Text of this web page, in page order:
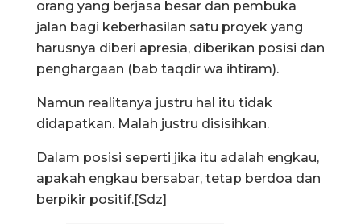
orang yang berjasa besar dan pembuka
jalan bagi keberhasilan satu proyek yang
harusnya diberi apresia, diberikan posisi dan
penghargaan (bab taqdir wa ihtiram).
Namun realitanya justru hal itu tidak
didapatkan. Malah justru disisihkan.
Dalam posisi seperti jika itu adalah engkau,
apakah engkau bersabar, tetap berdoa dan
berpikir positif.[Sdz]